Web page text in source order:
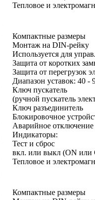
Тепловое и
Компактные размеры
Монтаж на DIN-рейку
Используется для
Защита от коротких
Защита от перегрузок
Диапазон уставок: 40 -
Ключ пускатель
(ручной пускатель
Ключ разъединитель
Блокировочное
Аварийное
Индикаторы:
Тест и сброс
вкл. или выкл (ON или
Тепловое и
Компактные размеры